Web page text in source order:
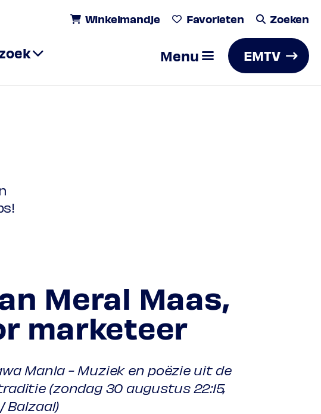
Winkelmandje Favorieten Zoeken
Menu EMTV
Meral Maas,
marketeer
Manla - Muziek en poëzie uit de
(zondag 30 augustus 22:15,
Balzaal)